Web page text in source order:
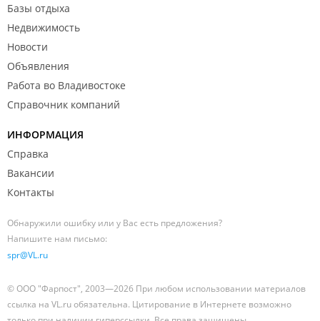
Базы отдыха
Недвижимость
Новости
Объявления
Работа во Владивостоке
Справочник компаний
ИНФОРМАЦИЯ
Справка
Вакансии
Контакты
Обнаружили ошибку или у Вас есть предложения?
Напишите нам письмо:
spr@VL.ru
© ООО "Фарпост", 2003—2026 При любом использовании материалов
ссылка на VL.ru обязательна. Цитирование в Интернете возможно